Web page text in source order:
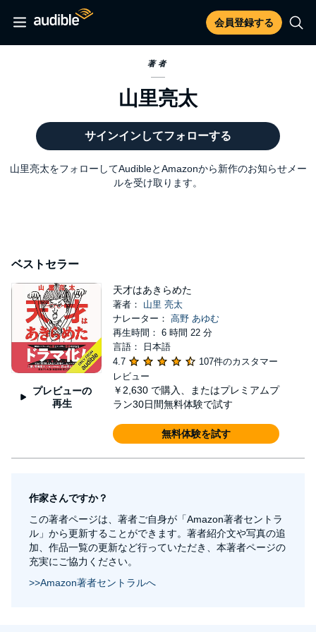
会員登録する
著者
山里亮太
サインインしてフォローする
山里亮太をフォローしてAudibleとAmazonから新作のお知らせメー
ルを受け取ります。
ベストセラー
プレビューの
再生
天才はあきらめた
著者： 山里 亮太
ナレーター： 高野 あゆむ
再生時間： 6 時間 22 分
言語： 日本語
4.7
107件のカスタマー
レビュー
￥2,630 で購入、またはプレミアムプ
ラン30日間無料体験で試す
無料体験を試す
作家さんですか？
この著者ページは、著者ご自身が「Amazon著者セントラ
ル」から更新することができます。著者紹介文や写真の追
加、作品一覧の更新など行っていただき、本著者ページの
充実にご協力ください。
>>Amazon著者セントラルへ